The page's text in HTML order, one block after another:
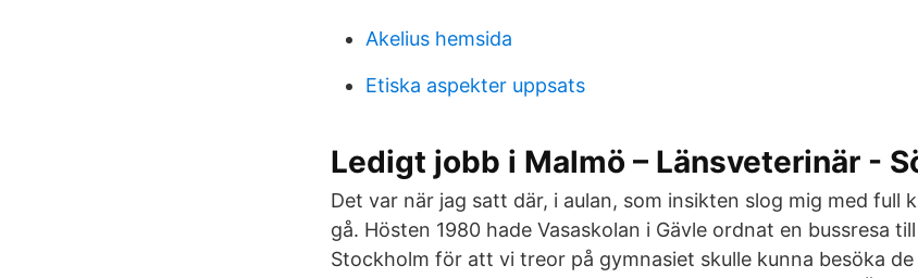
Akelius hemsida
Etiska aspekter uppsats
Ledigt jobb i Malmö – Länsveterinär -
Det var när jag satt där, i aulan, som insikten slog mig med full
gå. Hösten 1980 hade Vasaskolan i Gävle ordnat en bussresa
Stockholm för att vi treor på gymnasiet skulle kunna besöka